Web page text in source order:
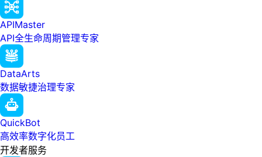
APIMaster
API全生命周期管理专家
DataArts
数据敏捷治理专家
QuickBot
高效率数字化员工
开发者服务